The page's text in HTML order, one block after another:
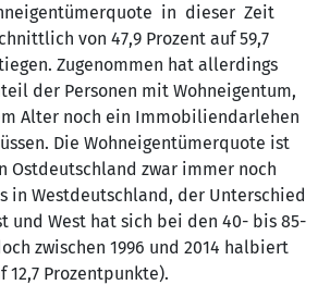
in dieser Zeit
von 47,9 Prozent auf 59,7
Zugenommen hat allerdings
der Personen mit Wohneigentum,
Alter noch ein Immobiliendarlehen
Die Wohneigentümerquote ist
Ostdeutschland zwar immer noch
in Westdeutschland, der Unterschied
und West hat sich bei den 40- bis 85-
zwischen 1996 und 2014 halbiert
12,7 Prozentpunkte).